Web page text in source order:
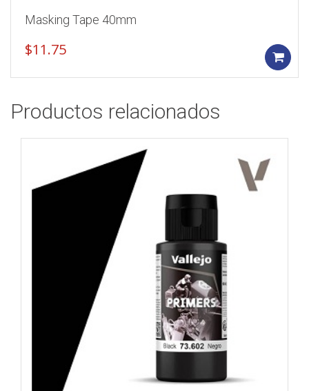
Masking Tape 40mm
$11.75
Productos relacionados